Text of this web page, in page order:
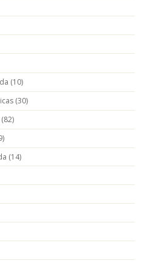
(10)
(30)
(82)
(14)